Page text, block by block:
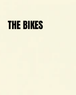
THE BIKES